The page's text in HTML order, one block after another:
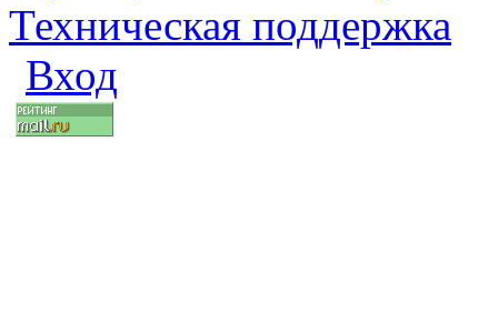
Техническая поддержка
Вход